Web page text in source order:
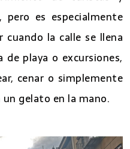
pero es especialmente
la calle se llena
de playa o excursiones,
cenar o simplemente
gelato en la mano.